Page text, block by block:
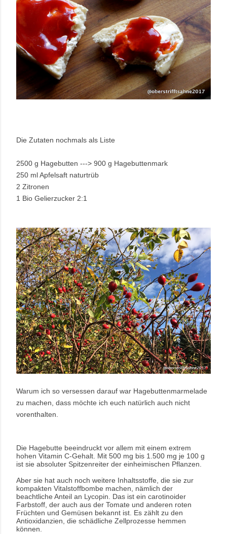
Die Zutaten nochmals als Liste
2500 g Hagebutten ---> 900 g Hagebuttenmark
250 ml Apfelsaft naturtrüb
2 Zitronen
1 Bio Gelierzucker 2:1
Warum ich so versessen darauf war Hagebuttenmarmelade
zu machen, dass möchte ich euch natürlich auch nicht
vorenthalten.
Die Hagebutte beeindruckt vor allem mit einem extrem
hohen Vitamin C-Gehalt. Mit 500 mg bis 1.500 mg je 100 g
ist sie absoluter Spitzenreiter der einheimischen Pflanzen.
Aber sie hat auch noch weitere Inhaltsstoffe, die sie zur
kompakten Vitalstoffbombe machen, nämlich der
beachtliche Anteil an Lycopin. Das ist ein carotinoider
Farbstoff, der auch aus der Tomate und anderen roten
Früchten und Gemüsen bekannt ist. Es zählt zu den
Antioxidanzien, die schädliche Zellprozesse hemmen
können.